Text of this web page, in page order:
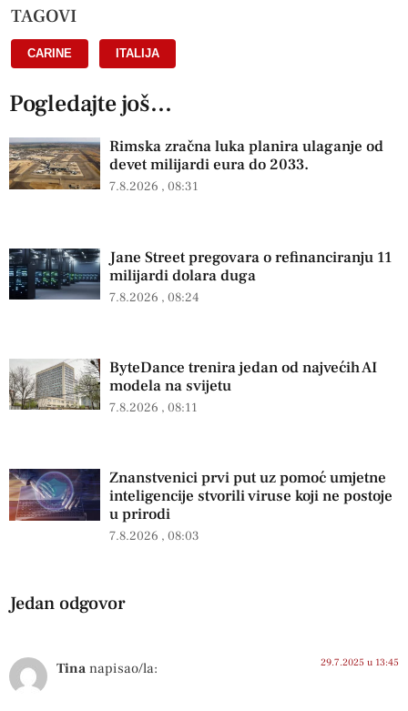
TAGOVI
CARINE ITALIJA
Pogledajte još...
Rimska zračna luka planira ulaganje od
devet milijardi eura do 2033.
7.8.2026 08:31
Jane Street pregovara o refinanciranju 11
milijardi dolara duga
7.8.2026 08:24
ByteDance trenira jedan od najvećih AI
modela na svijetu
7.8.2026 08:11
Znanstvenici prvi put uz pomoć umjetne
inteligencije stvorili viruse koji ne postoje
u prirodi
7.8.2026 08:03
Jedan odgovor
Tina napisao/la: 29.7.2025 u 13:45